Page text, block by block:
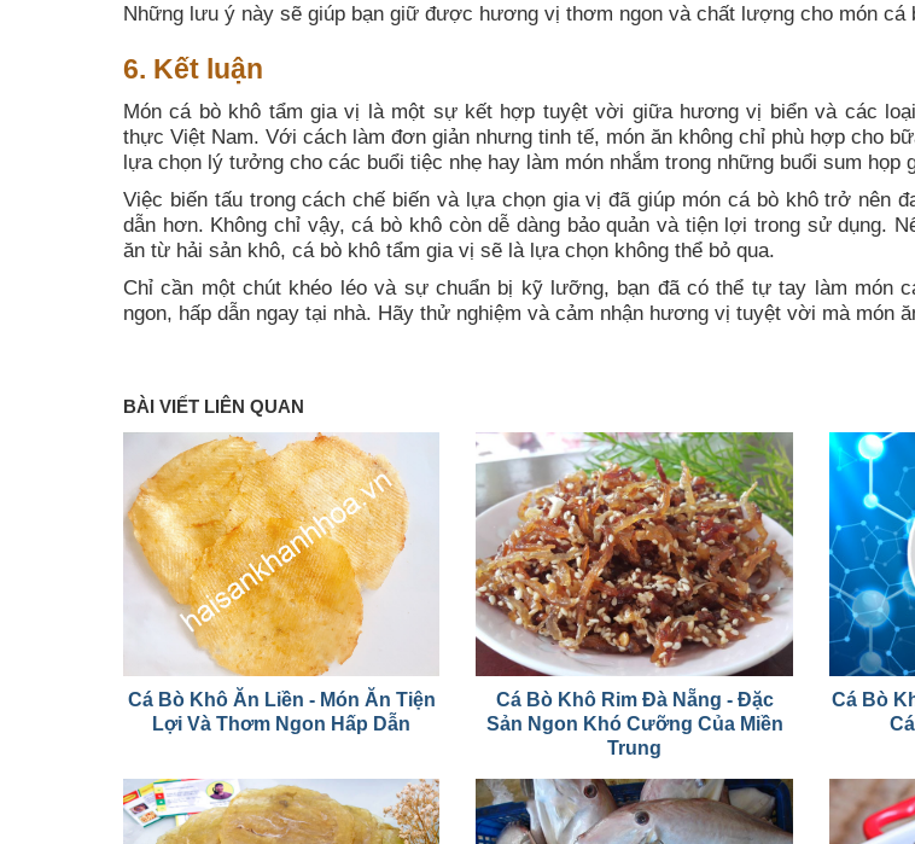
Những lưu ý này sẽ giúp bạn giữ được hương vị thơm ngon và chất lượng cho món cá
6. Kết luận
Món cá bò khô tẩm gia vị là một sự kết hợp tuyệt vời giữa hương vị biển và các
thực Việt Nam. Với cách làm đơn giản nhưng tinh tế, món ăn không chỉ phù hợp cho
lựa chọn lý tưởng cho các buổi tiệc nhẹ hay làm món nhắm trong những buổi sum họp
Việc biến tấu trong cách chế biến và lựa chọn gia vị đã giúp món cá bò khô trở nên
dẫn hơn. Không chỉ vậy, cá bò khô còn dễ dàng bảo quản và tiện lợi trong sử dụng.
ăn từ hải sản khô, cá bò khô tẩm gia vị sẽ là lựa chọn không thể bỏ qua.
Chỉ cần một chút khéo léo và sự chuẩn bị kỹ lưỡng, bạn đã có thể tự tay làm món
ngon, hấp dẫn ngay tại nhà. Hãy thử nghiệm và cảm nhận hương vị tuyệt vời mà món
BÀI VIẾT LIÊN QUAN
Cá Bò Khô Ăn Liền - Món Ăn Tiện
Lợi Và Thơm Ngon Hấp Dẫn
Cá Bò Khô Rim Đà Nẵng - Đặc
Sản Ngon Khó Cưỡng Của Miền
Trung
Cá Bò